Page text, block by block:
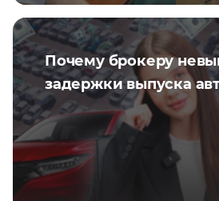
Почему брокеру
задержки выпуска